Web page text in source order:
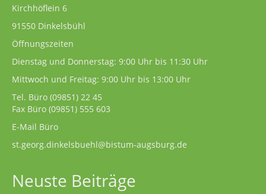
Kirchhöflein 6
91550 Dinkelsbühl
Öffnungszeiten
Dienstag und Donnerstag: 9:00 Uhr bis 11:30 Uhr
Mittwoch und Freitag: 9:00 Uhr bis 13:00 Uhr
Tel. Büro (09851) 22 45
Fax Büro (09851) 555 603
E-Mail Büro
st.georg.dinkelsbuehl@bistum-augsburg.de
Neuste Beiträge